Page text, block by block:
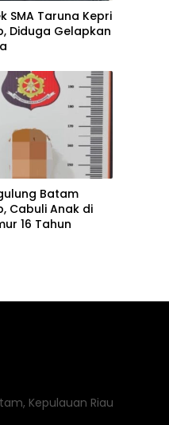
SMA Taruna Kepri
Diduga Gelapkan
Batam
Cabuli Anak di
16 Tahun
Kepulauan Riau